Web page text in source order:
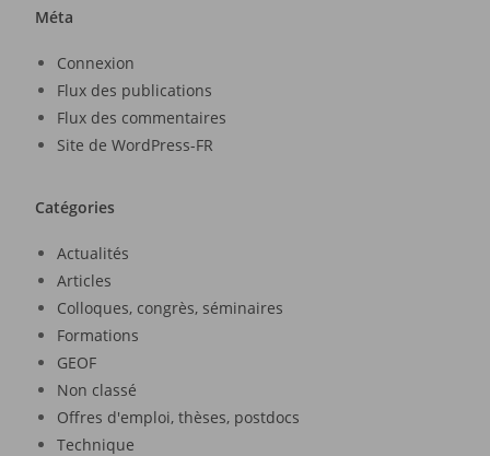
Méta
Connexion
Flux des publications
Flux des commentaires
Site de WordPress-FR
Catégories
Actualités
Articles
Colloques, congrès, séminaires
Formations
GEOF
Non classé
Offres d'emploi, thèses, postdocs
Technique